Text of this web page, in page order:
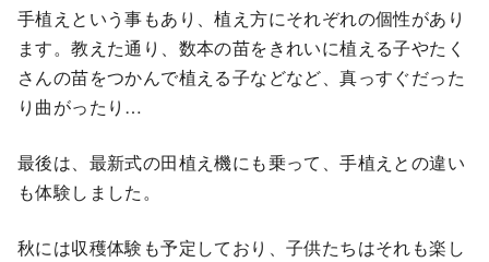
手植えという事もあり、植え方にそれぞれの個性があり
ます。教えた通り、数本の苗をきれいに植える子やたく
さんの苗をつかんで植える子などなど、真っすぐだった
り曲がったり…
最後は、最新式の田植え機にも乗って、手植えとの違い
も体験しました。
秋には収穫体験も予定しており、子供たちはそれも楽し